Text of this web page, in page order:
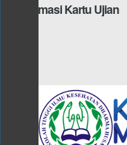
Informasi Kartu Ujian